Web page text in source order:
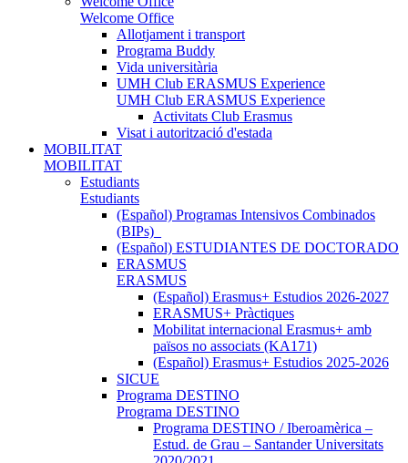
Welcome Office
Allotjament i transport
Programa Buddy
Vida universitària
UMH Club ERASMUS Experience
UMH Club ERASMUS Experience
Activitats Club Erasmus
Visat i autorització d'estada
MOBILITAT
MOBILITAT
Estudiants
Estudiants
(Español) Programas Intensivos Combinados
(BIPs)_
(Español) ESTUDIANTES DE DOCTORADO
ERASMUS
ERASMUS
(Español) Erasmus+ Estudios 2026-2027
ERASMUS+ Pràctiques
Mobilitat internacional Erasmus+ amb
països no associats (KA171)
(Español) Erasmus+ Estudios 2025-2026
SICUE
Programa DESTINO
Programa DESTINO
Programa DESTINO / Iberoamèrica –
Estud. de Grau – Santander Universitats